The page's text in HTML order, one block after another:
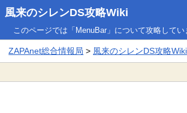
風来のシレンDS攻略Wiki
このページでは「MenuBar」について攻略してい
ZAPAnet総合情報局 > 風来のシレンDS攻略Wiki